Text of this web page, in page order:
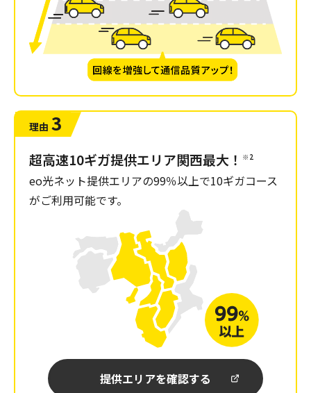
理由 3
超高速10ギガ提供エリア関西最大！ ※2
eo光ネット提供エリアの99％以上で10ギガコース
がご利用可能です。
提供エリアを確認する